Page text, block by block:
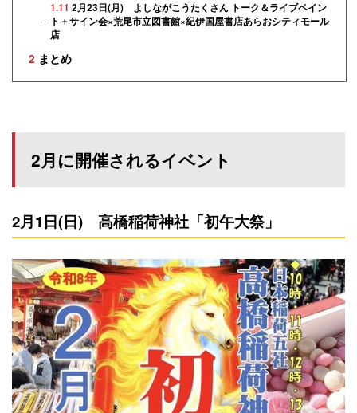
1.11 2月23日(月) よしながこうたくさん トーク＆ライブペイン
ト＋サイン会×荒尾市立図書館×紀伊国屋書店あらおシティモール
店
2 まとめ
2月に開催されるイベント
2月1日(日) 高橋稲荷神社「初午大祭」